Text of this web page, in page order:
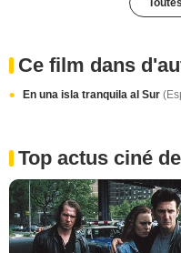
Ce film dans
En una isla tranquila al Sur
Top actus ciné